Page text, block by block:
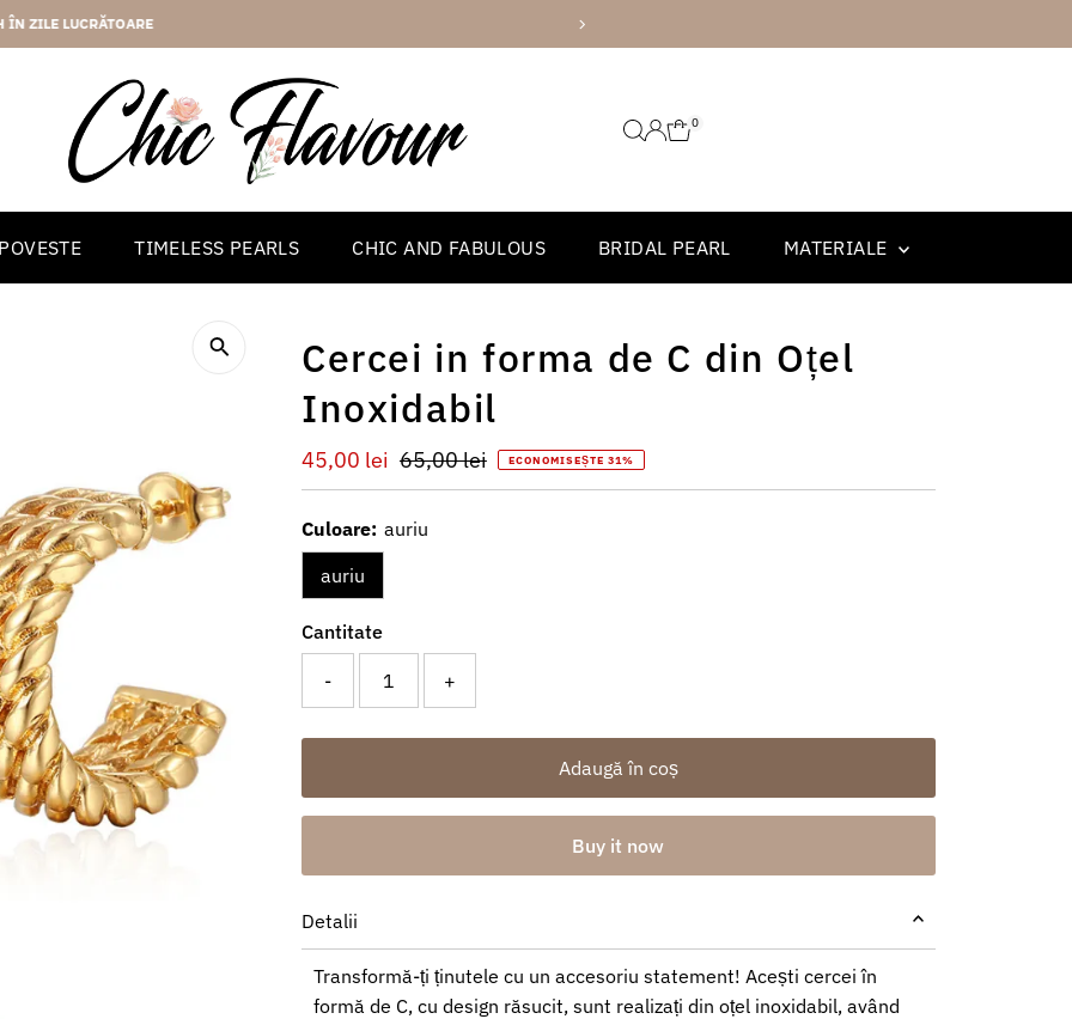
0
TIMELESS PEARLS CHIC AND FABULOUS BRIDAL PEARL MATERIALE
Cercei in forma de C din Oțel
Inoxidabil
Preț
redus
45,00 lei Preț
întreg
65,00 lei ECONOMISEȘTE 31%
Culoare: auriu
auriu
Cantitate
- +
Adaugă în coș
Buy it now
Detalii
Transformă-ți ținutele cu un accesoriu statement! Acești cercei în
formă de C, cu design răsucit, sunt realizați din oțel inoxidabil, având